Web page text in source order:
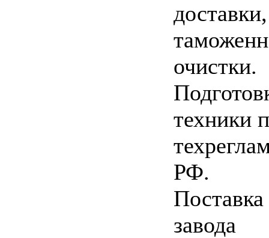
доставки,
очистки.
техники
РФ.
Поставка
завода